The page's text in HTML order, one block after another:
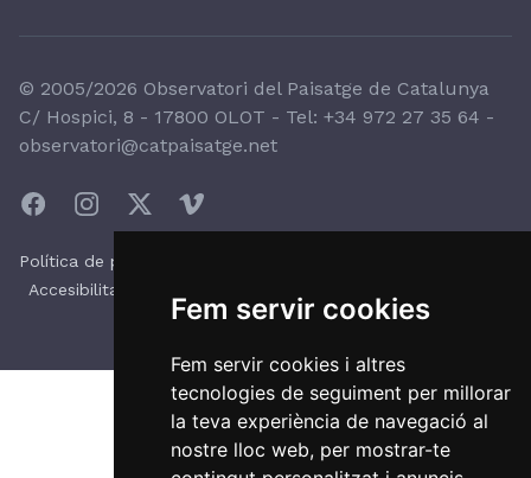
Fem servir cookies
Fem servir cookies i altres
tecnologies de seguiment per millorar
la teva experiència de navegació al
nostre lloc web, per mostrar-te
© 2005/2026 Observatori del Paisatge de Catalunya
C/ Hospici, 8 - 17800 OLOT - Tel: +34 972 27 35 64 -
observatori@catpaisatge.net
Política de protecció de dades
Accesibilitat